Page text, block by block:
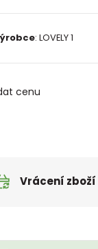
: LOVELY 1
cenu
Vrácení zboží